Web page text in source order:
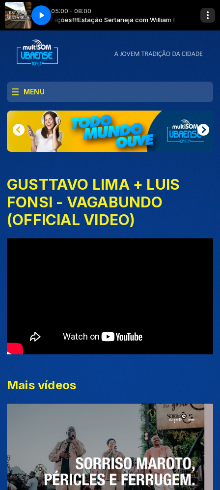
05:00 - 08:00
aglomerações!!!Estação Sertaneja com William Massardi - Use
MENU
GUSTTAVO LIMA + LUIS
FONSI - VAGABUNDO
(OFFICIAL VIDEO)
Mais vídeos